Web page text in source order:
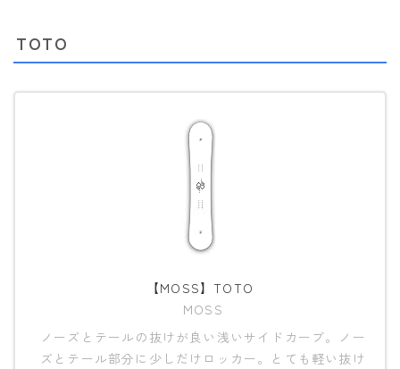
TOTO
【MOSS】TOTO
MOSS
ノーズとテールの抜けが良い浅いサイドカーブ。ノー
ズとテール部分に少しだけロッカー。とても軽い抜け